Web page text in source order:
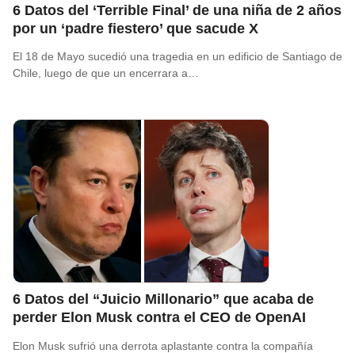
6 Datos del ‘Terrible Final’ de una niña de 2 años
por un ‘padre fiestero’ que sacude X
El 18 de Mayo sucedió una tragedia en un edificio de Santiago de
Chile, luego de que un encerrara a…
6 Datos del “Juicio Millonario” que acaba de
perder Elon Musk contra el CEO de OpenAI
Elon Musk sufrió una derrota aplastante contra la compañía